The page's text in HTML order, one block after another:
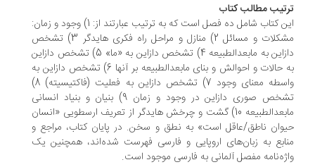
مطالب کتاب
این کتاب شامل ده فصل است که به ترتیب عبارتند از: 1) وجود و زمان:
مشکلات و مسائل 2) منازل و مراحل راه فکری هایدگر 3) تشخص
دازاین به مابعدالطبیعه 4) تشخص دازاین به «ما» 5) تشخص دازاین
به حالات و احوالش و بنای مابعدالطبیعه بر آنها 6) تشخص دازاین به
واسطه معنای وجود 7) تشخص دازاین به فعلیت (فاکتیسیته) 8)
تشخص صوری دازاین در وجود و زمان 9) بنیان و بنیاد انسانی
مابعدالطبیعه 10) گشت و چرخش هایدگر از تعریف ارسطویی «انسان
ناطق/عاقل است» به نطق و سخن. در پایان کتاب، مراجع و
به زبان‌های اروپایی و فارسی فهرست شده‌اند، همچنین یک
مفصل آلمانی به فارسی موجود است.